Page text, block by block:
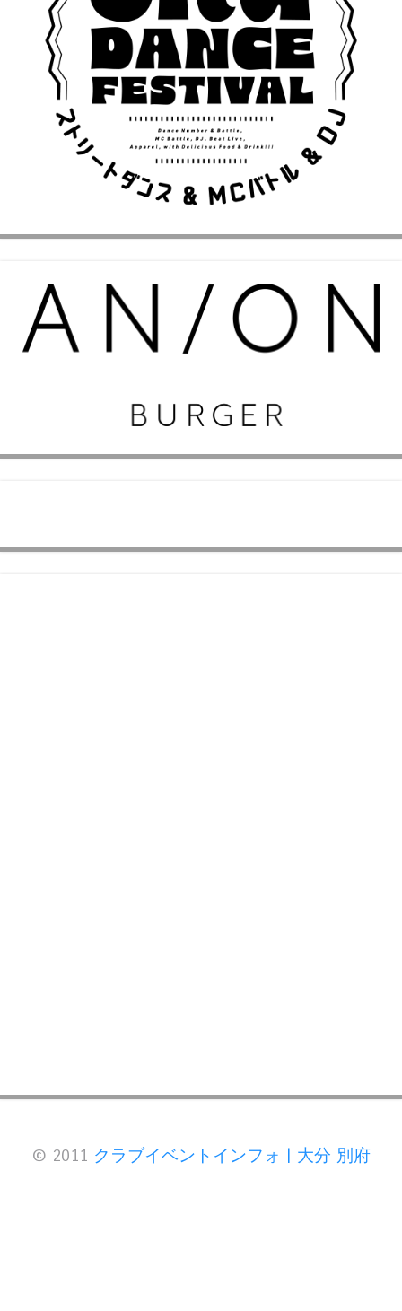
© 2011 クラブイベントインフォ | 大分 別府